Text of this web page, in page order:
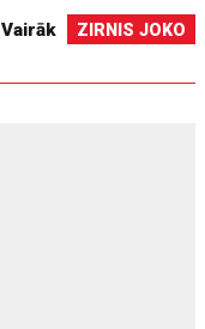
Vairāk ZIRNIS JOKO